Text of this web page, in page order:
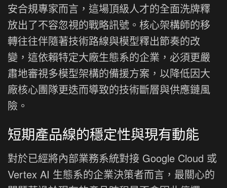
安合規專家而言，這場頂級人才的全面洗牌釋
放出了不容忽視的戰略訊號。核心架構師的移
轉往往伴隨著技術路線與模型釋出節奏的改
變，這依賴特定大廠生態系的企業，必須更嚴
肅地審視多模型架構的備援方案，以降低因大
廠核心團隊更迭而導致的技術斷層與供應鏈風
險。
短期產品線的穩定性與現有動能
對於已經將內部業務系統對接 Google Cloud 或
Vertex AI 生態系的企業決策者而言，最關心的